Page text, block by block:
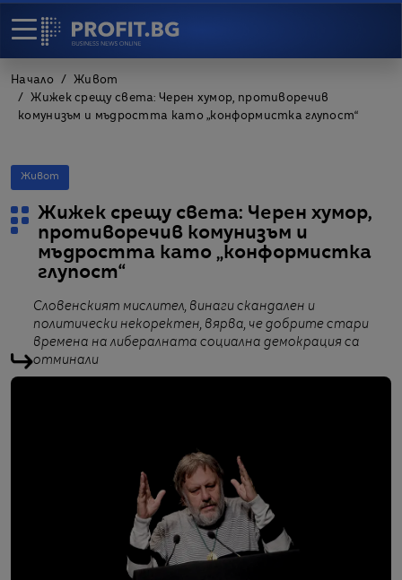
Начало
Живот
Жижек срещу света: Черен хумор, противоречив
комунизъм и мъдростта като „конформистка глупост“
Живот
Жижек срещу света: Черен хумор,
противоречив комунизъм и
мъдростта като „конформистка
глупост“
Словенският мислител, винаги скандален и
политически некоректен, вярва, че добрите стари
времена на либералната социална демокрация са
отминали